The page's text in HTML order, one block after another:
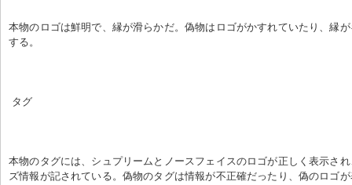
本物のロゴは鮮明で、縁が滑らかだ。偽物はロゴがかすれていたり、縁
する。
タグ
本物のタグには、シュプリームとノースフェイスのロゴが正しく表示さ
ズ情報が記されている。偽物のタグは情報が不正確だったり、偽のロゴ